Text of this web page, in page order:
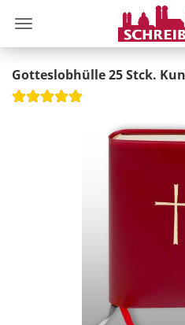
Gotteslobhülle 25 Stck.